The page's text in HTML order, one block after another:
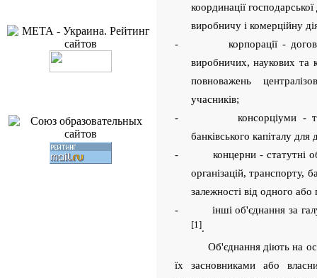
координації
виробничу і комерційну
- корпорації - договірні
виробничих, наукових та
повноважень
учасників;
- консорціуми -
банківського капіталу
- концерни - статутні
організацій, транспорту,
залежності від одного
- інші об'єднання за
[1].
Об'єднання діють на
їх засновниками або